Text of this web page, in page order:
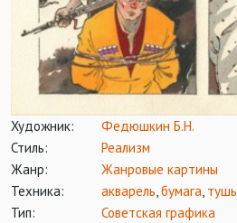
Художник:
Федюшкин Б.Н.
Стиль:
Реализм
Жанр:
Жанровые картины
Техника:
акварель бумага тушь
Тип:
Советская графика